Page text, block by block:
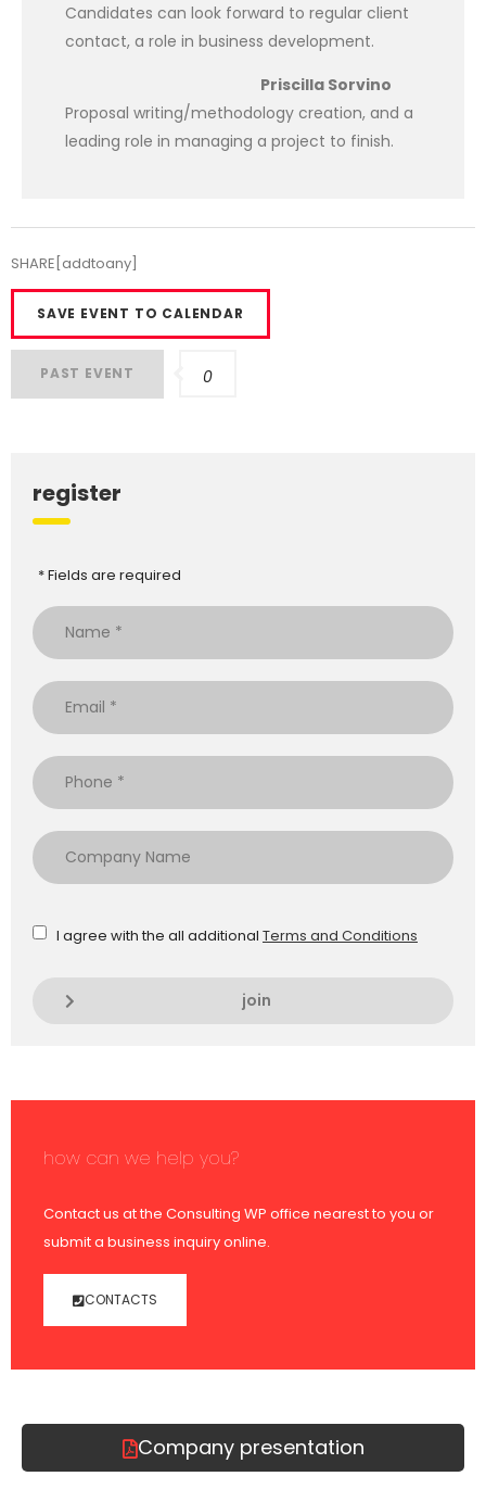
Candidates can look forward to regular client
contact, a role in business development.
Priscilla Sorvino
Proposal writing/methodology creation, and a
leading role in managing a project to finish.
SHARE[addtoany]
SAVE EVENT TO CALENDAR
PAST EVENT 0
register
* Fields are required
I agree with the all additional Terms and Conditions
join
how can we help you?
Contact us at the Consulting WP office nearest to you or
submit a business inquiry online.
CONTACTS
Company presentation